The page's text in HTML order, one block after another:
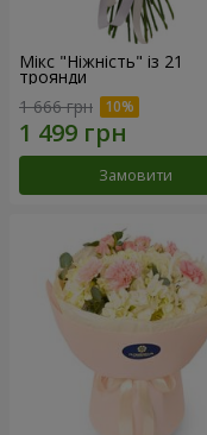
Мікс "Ніжність" із 21
троянди
1 666 грн
Замовити